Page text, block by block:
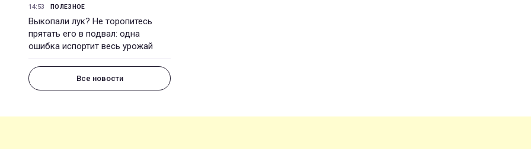
14:53 ПОЛЕЗНОЕ
Выкопали лук? Не торопитесь
прятать его в подвал: одна
ошибка испортит весь урожай
Все новости